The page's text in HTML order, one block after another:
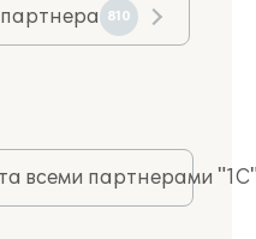
810
всеми партнерами